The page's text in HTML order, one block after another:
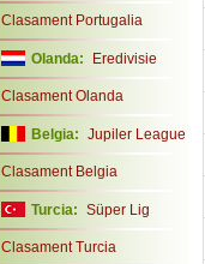
Clasament Portugalia
Olanda: Eredivisie
Clasament Olanda
Belgia: Jupiler League
Clasament Belgia
Turcia: Süper Lig
Clasament Turcia